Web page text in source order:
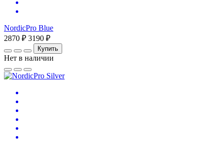
NordicPro Blue
2870 ₽ 3190 ₽
Купить
Нет в наличии